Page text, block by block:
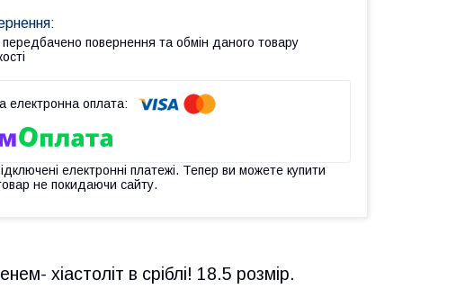
повернення та обмін даного товару
електронні платежі. Тепер ви можете купити
не покидаючи сайту.
хіастоліт в сріблі! 18.5 розмір.